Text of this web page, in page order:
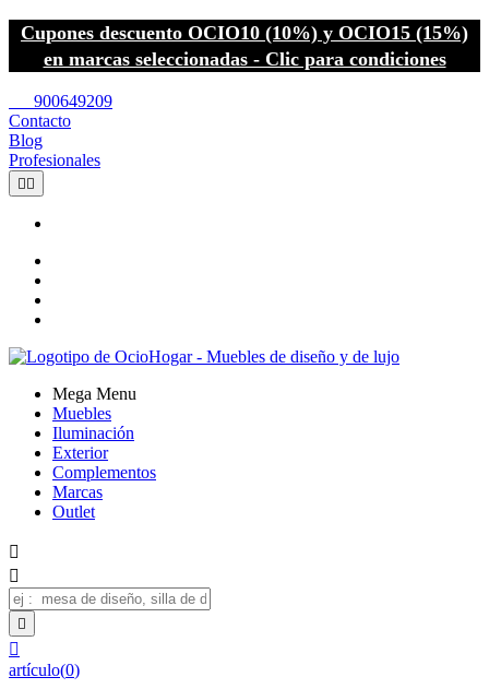
Cupones descuento OCIO10 (10%) y OCIO15 (15%)
en marcas seleccionadas - Clic para condiciones
900649209
Contacto
Blog
Profesionales
 
Mega Menu
Muebles
Iluminación
Exterior
Complementos
Marcas
Outlet




artículo(0)